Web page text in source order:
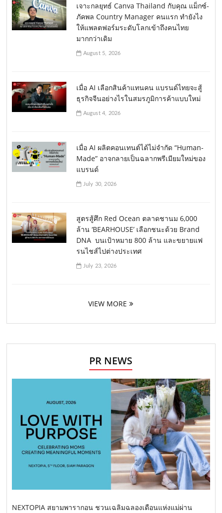
เจาะกลยุทธ์ Canva Thailand กับคุณ แม็กซ์-
ภัคพล Country Manager คนแรก ทำยังไง
ให้แพลตฟอร์มระดับโลกเข้าถึงคนไทย
มากกว่าเดิม
August 5, 2026
เมื่อ AI เลือกสินค้าแทนคน แบรนด์ไทยจะสู้
ธุรกิจจีนอย่างไรในสมรภูมิการค้าแบบใหม่
August 4, 2026
เมื่อ AI ผลิตคอนเทนต์ได้ไม่จำกัด “Human-
Made” อาจกลายเป็นฉลากพรีเมียมใหม่ของ
แบรนด์
July 30, 2026
สูตรสู้ศึก Red Ocean ตลาดชานม 6,000
ล้าน ‘BEARHOUSE’ เลือกชนะด้วย Brand
DNA บนเป้าหมาย 800 ล้าน และขยายแฟ
รนไชส์ไปต่างประเทศ
July 23, 2026
VIEW MORE
PR NEWS
NEXTOPIA สยามพารากอน ชวนเฉลิมฉลองเดือนแห่งแม่ผ่าน